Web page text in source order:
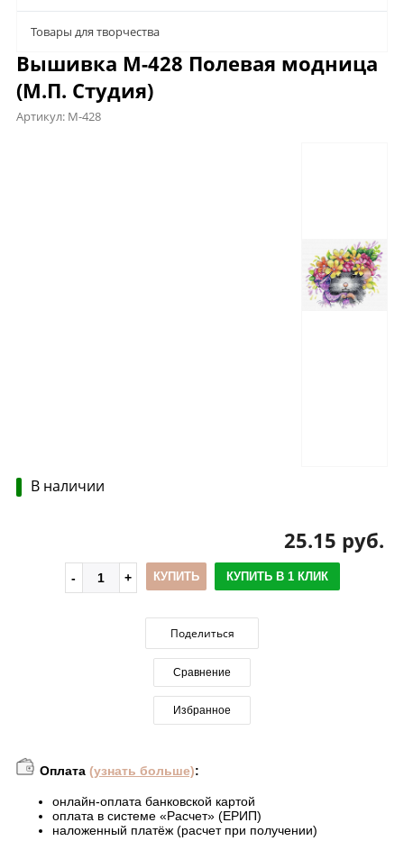
Товары для творчества
Вышивка М-428 Полевая модница
(М.П. Студия)
Артикул: М-428
В наличии
25.15 руб.
КУПИТЬ КУПИТЬ В 1 КЛИК
Поделиться
Сравнение
Избранное
Оплата (узнать больше):
онлайн-оплата банковской картой
оплата в системе «Расчет» (ЕРИП)
наложенный платёж (расчет при получении)